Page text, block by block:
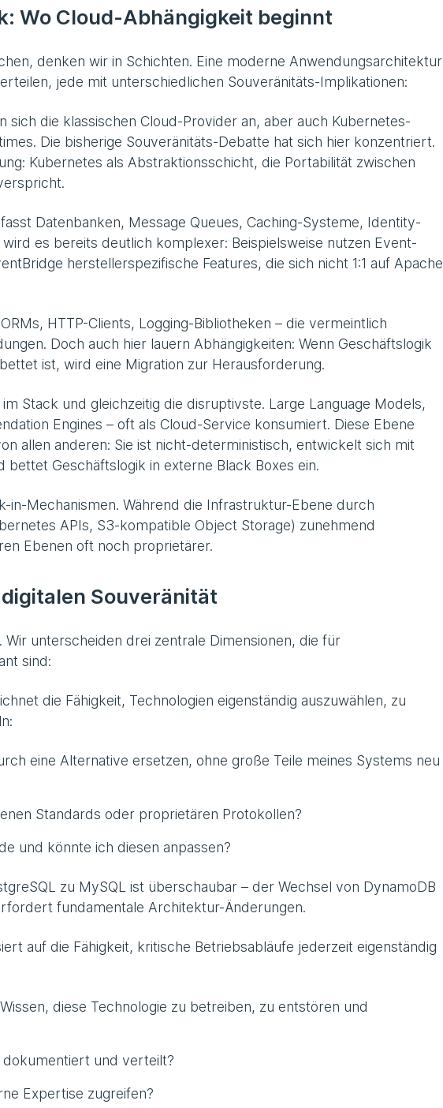
Wo Cloud-Abhängigkeit beginnt
denken wir in Schichten. Eine moderne Anwendungsarchitektur
jede mit unterschiedlichen Souveränitäts-Implikationen:
sich die klassischen Cloud-Provider an, aber auch Kubernetes-
Die bisherige Souveränitäts-Debatte hat sich hier konzentriert.
Kubernetes als Abstraktionsschicht, die Portabilität zwischen
Datenbanken, Message Queues, Caching-Systeme, Identity-
es bereits deutlich komplexer: Beispielsweise nutzen Event-
herstellerspezifische Features, die sich nicht 1:1 auf Apache
HTTP-Clients, Logging-Bibliotheken – die vermeintlich
Doch auch hier lauern Abhängigkeiten: Wenn Geschäftslogik
ist, wird eine Migration zur Herausforderung.
Stack und gleichzeitig die disruptivste. Large Language Models,
Engines – oft als Cloud-Service konsumiert. Diese Ebene
allen anderen: Sie ist nicht-deterministisch, entwickelt sich mit
bettet Geschäftslogik in externe Black Boxes ein.
in-Mechanismen. Während die Infrastruktur-Ebene durch
APIs, S3-kompatible Object Storage) zunehmend
Ebenen oft noch proprietärer.
Souveränität
Wir unterscheiden drei zentrale Dimensionen, die für
sind:
die Fähigkeit, Technologien eigenständig auszuwählen, zu
eine Alternative ersetzen, ohne große Teile meines Systems neu
Standards oder proprietären Protokollen?
und könnte ich diesen anpassen?
zu MySQL ist überschaubar – der Wechsel von DynamoDB
fundamentale Architektur-Änderungen.
auf die Fähigkeit, kritische Betriebsabläufe jederzeit eigenständig
diese Technologie zu betreiben, zu entstören und
dokumentiert und verteilt?
Expertise zugreifen?